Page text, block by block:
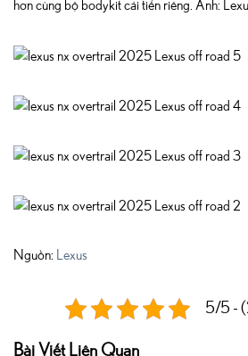
Nguồn: Lexus
5/5 -
Bài Viết Liên Quan